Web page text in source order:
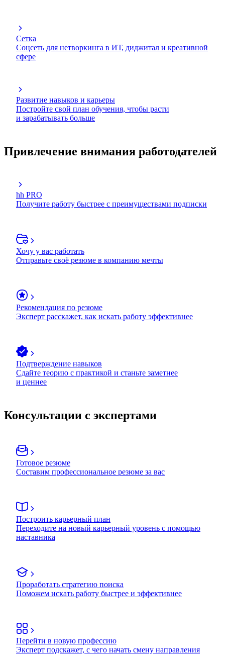
Сетка
Соцсеть для нетворкинга в ИТ, диджитал и креативной
сфере
Развитие навыков и карьеры
Постройте свой план обучения, чтобы расти
и зарабатывать больше
Привлечение внимания работодателей
hh PRO
Получите работу быстрее с преимуществами подписки
Хочу у вас работать
Отправьте своё резюме в компанию мечты
Рекомендация по резюме
Эксперт расскажет, как искать работу эффективнее
Подтверждение навыков
Сдайте теорию с практикой и станьте заметнее
и ценнее
Консультации с экспертами
Готовое резюме
Составим профессиональное резюме за вас
Построить карьерный план
Переходите на новый карьерный уровень с помощью
наставника
Проработать стратегию поиска
Поможем искать работу быстрее и эффективнее
Перейти в новую профессию
Эксперт подскажет, с чего начать смену направления